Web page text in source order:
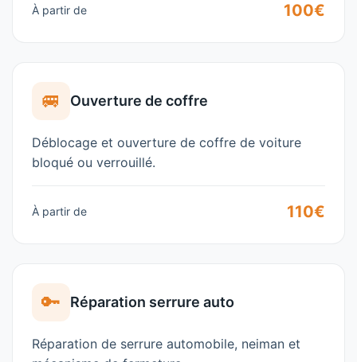
À partir de 100€
🚐 Ouverture de coffre
Déblocage et ouverture de coffre de voiture
bloqué ou verrouillé.
À partir de 110€
🔑 Réparation serrure auto
Réparation de serrure automobile, neiman et